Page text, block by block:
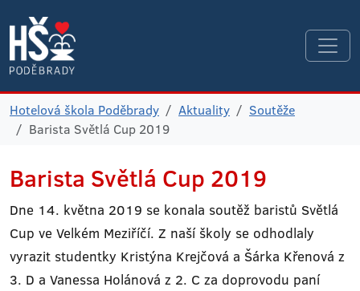
Hotelová škola Poděbrady Aktuality
Soutěže
Barista Světlá Cup 2019
Barista Světlá Cup 2019
Dne 14. května 2019 se konala soutěž baristů Světlá
Cup ve Velkém Meziříčí. Z naší školy se odhodlaly
vyrazit studentky Kristýna Krejčová a Šárka Křenová z
3. D a Vanessa Holánová z 2. C za doprovodu paní